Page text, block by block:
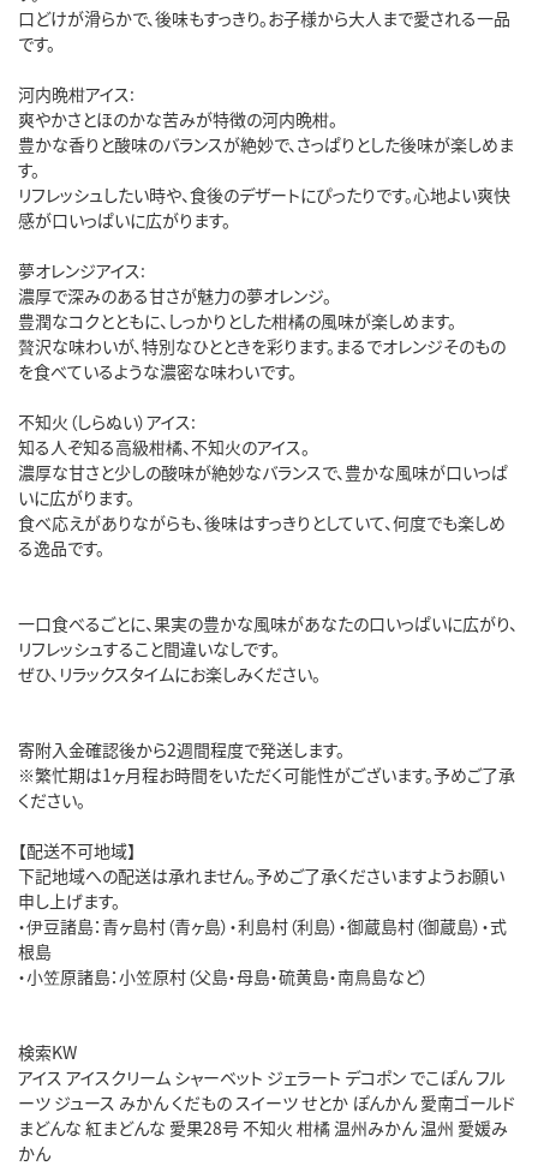
口どけが滑らかで、後味もすっきり。お子様から大人まで愛される一品
です。
河内晩柑アイス:
爽やかさとほのかな苦みが特徴の河内晩柑。
豊かな香りと酸味のバランスが絶妙で、さっぱりとした後味が楽しめま
す。
リフレッシュしたい時や、食後のデザートにぴったりです。心地よい爽快
感が口いっぱいに広がります。
夢オレンジアイス:
濃厚で深みのある甘さが魅力の夢オレンジ。
豊潤なコクとともに、しっかりとした柑橘の風味が楽しめます。
贅沢な味わいが、特別なひとときを彩ります。まるでオレンジそのもの
を食べているような濃密な味わいです。
不知火（しらぬい）アイス:
知る人ぞ知る高級柑橘、不知火のアイス。
濃厚な甘さと少しの酸味が絶妙なバランスで、豊かな風味が口いっぱ
いに広がります。
食べ応えがありながらも、後味はすっきりとしていて、何度でも楽しめ
る逸品です。
一口食べるごとに、果実の豊かな風味があなたの口いっぱいに広がり、
リフレッシュすること間違いなしです。
ぜひ、リラックスタイムにお楽しみください。
寄附入金確認後から2週間程度で発送します。
※繁忙期は1ヶ月程お時間をいただく可能性がございます。予めご了承
ください。
【配送不可地域】
下記地域への配送は承れません。予めご了承くださいますようお願い
申し上げます。
・伊豆諸島：青ヶ島村（青ヶ島）・利島村（利島）・御蔵島村（御蔵島）・式
根島
・小笠原諸島：小笠原村（父島・母島・硫黄島・南鳥島など）
検索KW
アイス アイスクリーム シャーベット ジェラート デコポン でこぽん フル
ーツ ジュース みかん くだもの スイーツ せとか ぽんかん 愛南ゴールド
まどんな 紅まどんな 愛果28号 不知火 柑橘 温州みかん 温州 愛媛み
かん